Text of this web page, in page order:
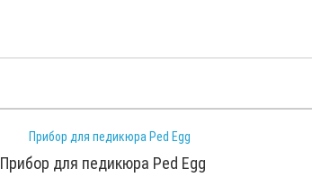
Прибор для педикюра Ped Egg